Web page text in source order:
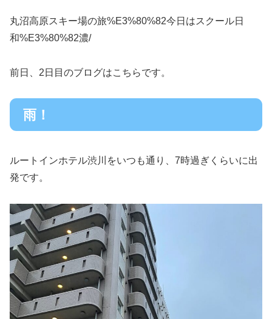
丸沼高原スキー場の旅%E3%80%82今日はスクール日
和%E3%80%82濃/
前日、2日目のブログはこちらです。
雨！
ルートインホテル渋川をいつも通り、7時過ぎくらいに出
発です。